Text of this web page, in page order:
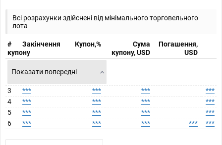
Всі розрахунки здійснені від мінімального торговельного
лота
#
Закінчення
купону
Купон,%
Сума
купону, USD
Погашення,
USD
Показати попередні
3 *** *** ***
***
4
*** *** ***
***
5
*** *** ***
***
6
*** *** *** *** ***